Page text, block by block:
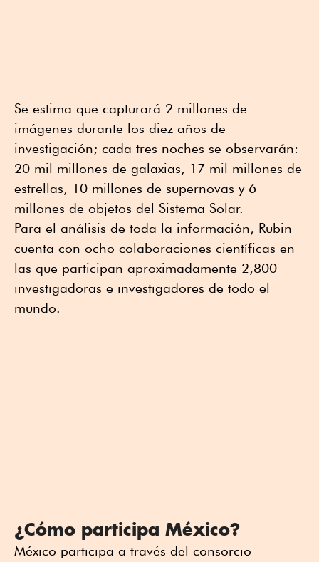
Se estima que capturará 2 millones de
imágenes durante los diez años de
investigación; cada tres noches se observarán:
20 mil millones de galaxias, 17 mil millones de
estrellas, 10 millones de supernovas y 6
millones de objetos del Sistema Solar.
Para el análisis de toda la información, Rubin
cuenta con ocho colaboraciones científicas en
las que participan aproximadamente 2,800
investigadoras e investigadores de todo el
mundo.
¿Cómo participa México?
México participa a través del consorcio